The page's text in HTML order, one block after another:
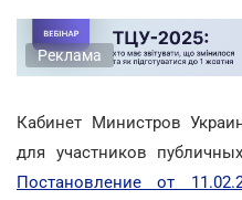
Реклама
Кабинет Министров
для участников
Постановление от